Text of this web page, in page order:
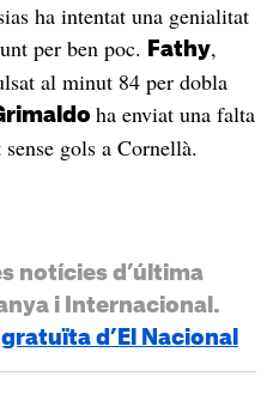
ha intentat una genialitat
per ben poc.
Fathy,
al minut 84 per dobla
ha enviat una falta
gols a Cornellà.
notícies d’última
i Internacional.
d’El Nacional